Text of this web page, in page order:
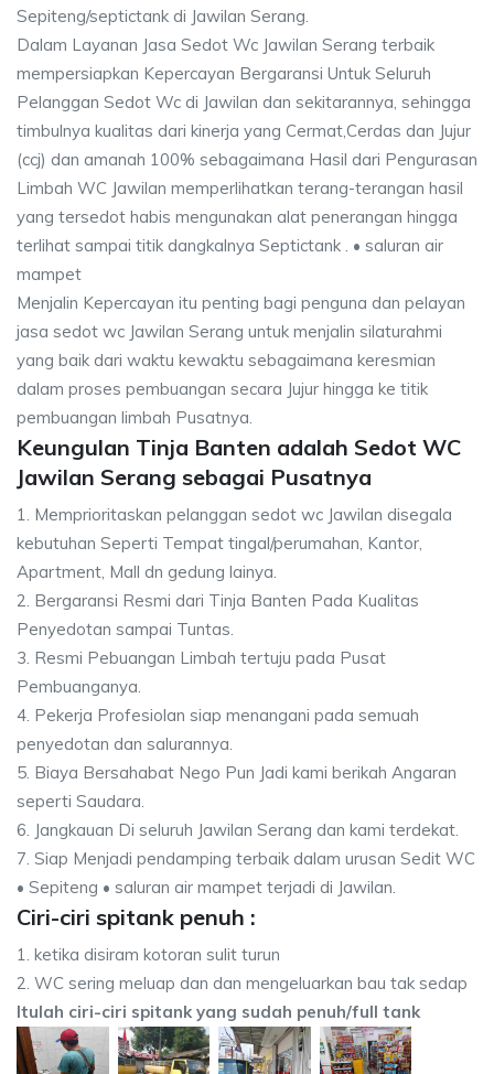
Sepiteng/septictank di Jawilan Serang.
Dalam Layanan Jasa Sedot Wc Jawilan Serang terbaik
mempersiapkan Kepercayan Bergaransi Untuk Seluruh
Pelanggan Sedot Wc di Jawilan dan sekitarannya, sehingga
timbulnya kualitas dari kinerja yang Cermat,Cerdas dan Jujur
(ccj) dan amanah 100% sebagaimana Hasil dari Pengurasan
Limbah WC Jawilan memperlihatkan terang-terangan hasil
yang tersedot habis mengunakan alat penerangan hingga
terlihat sampai titik dangkalnya Septictank . • saluran air
mampet
Menjalin Kepercayan itu penting bagi penguna dan pelayan
jasa sedot wc Jawilan Serang untuk menjalin silaturahmi
yang baik dari waktu kewaktu sebagaimana keresmian
dalam proses pembuangan secara Jujur hingga ke titik
pembuangan limbah Pusatnya.
Keungulan Tinja Banten adalah Sedot WC
Jawilan Serang sebagai Pusatnya
1. Memprioritaskan pelanggan sedot wc Jawilan disegala
kebutuhan Seperti Tempat tingal/perumahan, Kantor,
Apartment, Mall dn gedung lainya.
2. Bergaransi Resmi dari Tinja Banten Pada Kualitas
Penyedotan sampai Tuntas.
3. Resmi Pebuangan Limbah tertuju pada Pusat
Pembuanganya.
4. Pekerja Profesiolan siap menangani pada semuah
penyedotan dan salurannya.
5. Biaya Bersahabat Nego Pun Jadi kami berikah Angaran
seperti Saudara.
6. Jangkauan Di seluruh Jawilan Serang dan kami terdekat.
7. Siap Menjadi pendamping terbaik dalam urusan Sedit WC
• Sepiteng • saluran air mampet terjadi di Jawilan.
Ciri-ciri spitank penuh :
1. ketika disiram kotoran sulit turun
2. WC sering meluap dan dan mengeluarkan bau tak sedap
Itulah ciri-ciri spitank yang sudah penuh/full tank